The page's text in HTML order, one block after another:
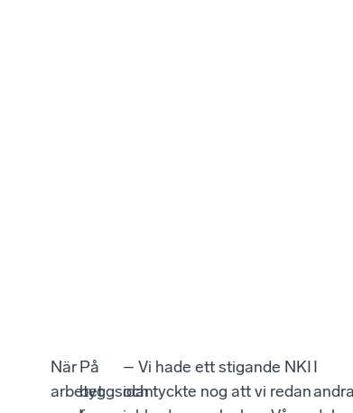
När
arbetet
På
byggsidan
– Vi hade ett stigande NKI
och tyckte nog att vi redan
I